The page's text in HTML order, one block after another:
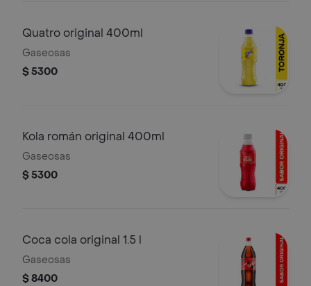
Quatro original 400ml
Gaseosas
$ 5300
Kola román original 400ml
Gaseosas
$ 5300
Coca cola original 1.5 l
Gaseosas
$ 8400